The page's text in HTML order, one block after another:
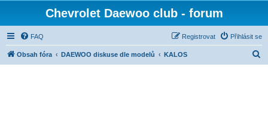
Chevrolet Daewoo club - forum
FAQ Přihlásit se
Registrovat
Obsah fóra DAEWOO diskuse dle modelů KALOS